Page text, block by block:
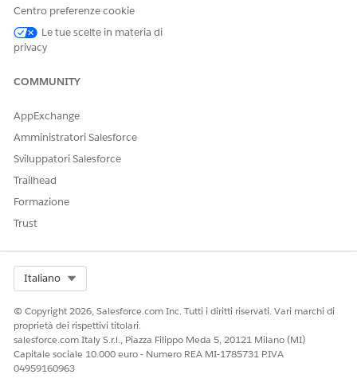
Richiesta di modifica
Rilascio
selezionare una regola di assegnazione o rimuovere una
Quando si seleziona Nessuna regola di assegnazione, i
record per l'oggetto selezionato non vengono più
predefinita.
discesa
Salva le modifiche.
QUESTO ARTICOLO HA RISOLTO IL PROBLEMA?
Facci sapere, così possiamo migliorare!
Sì No
Centro preferenze cookie
Le tue scelte in materia di
privacy
COMMUNITY
AppExchange
Amministratori Salesforce
Sviluppatori Salesforce
Trailhead
Formazione
Trust
Italiano
© Copyright 2026, Salesforce.com Inc. Tutti i diritti riservati. Vari marchi di
proprietà dei rispettivi titolari.
salesforce.com Italy S.r.l., Piazza Filippo Meda 5, 20121 Milano (MI)
Capitale sociale 10.000 euro - Numero REA MI-1785731 P.IVA
04959160963